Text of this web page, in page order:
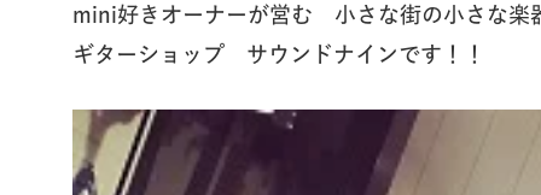
mini好きオーナーが営む 小さな街の小さな楽
ギターショップ サウンドナインです！！